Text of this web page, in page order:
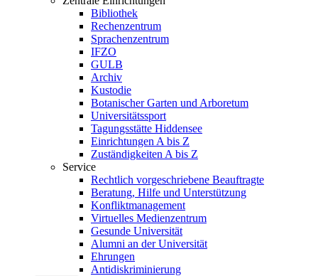
Bibliothek
Rechenzentrum
Sprachenzentrum
IFZO
GULB
Archiv
Kustodie
Botanischer Garten und Arboretum
Universitätssport
Tagungsstätte Hiddensee
Einrichtungen A bis Z
Zuständigkeiten A bis Z
Service
Rechtlich vorgeschriebene Beauftragte
Beratung, Hilfe und Unterstützung
Konfliktmanagement
Virtuelles Medienzentrum
Gesunde Universität
Alumni an der Universität
Ehrungen
Antidiskriminierung